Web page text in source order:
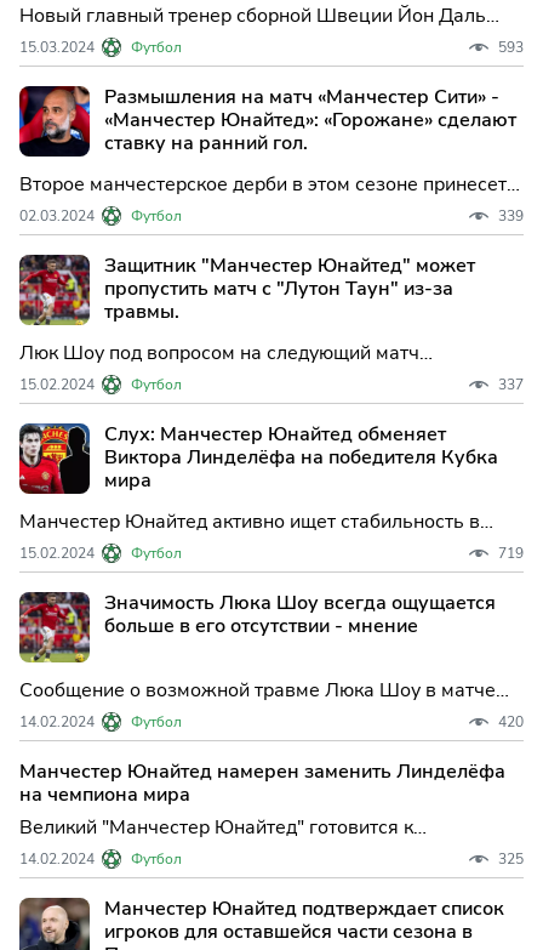
Новый главный тренер сборной Швеции Йон Даль
Томассон провел переговоры с защитником
"Манчестер Юнайтед" Виктором Линделёфом о его
роли капитана национальной команды.
15.03.2024 Футбол 593
Размышления на матч «Манчестер Сити» -
«Манчестер Юнайтед»: «Горожане» сделают
ставку на ранний гол.
Второе манчестерское дерби в этом сезоне принесет с
собой знакомый сюжет: «Манчестер Сити» будет
бороться за титул чемпиона «Премьер-лиги», а
«Манчестер Юнайтед» попытается спасти остатки
репутации после очередного провального сезона.
02.03.2024 Футбол 339
Защитник "Манчестер Юнайтед" может
пропустить матч с "Лутон Таун" из-за
травмы.
Люк Шоу под вопросом на следующий матч
Манчестер Юнайтед против Лутон Тауна в
воскресенье. После пропуска 16 матчей в конце
прошлого года из-за проблем с мышцами, английский
футболист переживает травматический сезон.
15.02.2024 Футбол 337
Слух: Манчестер Юнайтед обменяет
Виктора Линделёфа на победителя Кубка
мира
Манчестер Юнайтед активно ищет стабильность в
обороне и рассматривает возможность перестроить
свою защитную линию.
15.02.2024 Футбол 719
Значимость Люка Шоу всегда ощущается
больше в его отсутствии - мнение
Сообщение о возможной травме Люка Шоу в матче
против "Астон Виллы" вызвало понятную тревогу
среди болельщиков "Манчестер Юнайтед".
14.02.2024 Футбол 420
Манчестер Юнайтед намерен заменить Линделёфа
на чемпиона мира
Великий "Манчестер Юнайтед" готовится к
переменым в своей защите. По информации
источников, клуб планирует заменить шведского
защитника Виктора Линделёфа на опытного
футболиста из "Интера" - Бенжамена Павара.
14.02.2024 Футбол 325
Манчестер Юнайтед подтверждает список
игроков для оставшейся части сезона в